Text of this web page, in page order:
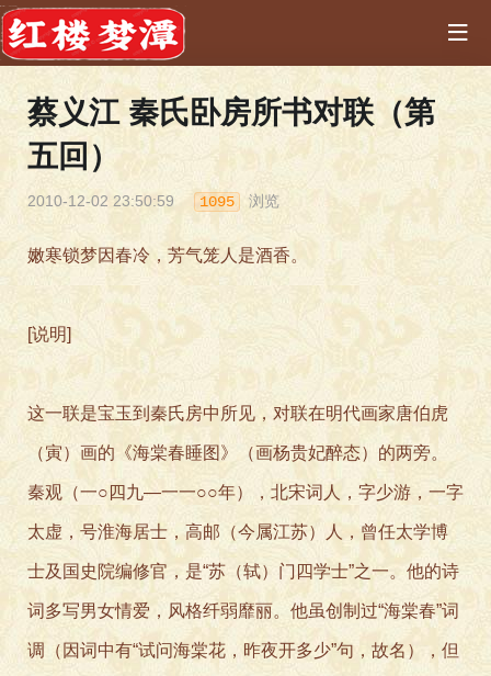
蔡义江 秦氏卧房所书对联（第
五回）
2010-12-02 23:50:59 1095 浏览
嫩寒锁梦因春冷，芳气笼人是酒香。
[说明]
这一联是宝玉到秦氏房中所见，对联在明代画家唐伯虎
（寅）画的《海棠春睡图》（画杨贵妃醉态）的两旁。
秦观（一○四九—一一○○年），北宋词人，字少游，一字
太虚，号淮海居士，高邮（今属江苏）人，曾任太学博
士及国史院编修官，是“苏（轼）门四学士”之一。他的诗
词多写男女情爱，风格纤弱靡丽。他虽创制过“海棠春”词
调（因词中有“试问海棠花，昨夜开多少”句，故名），但